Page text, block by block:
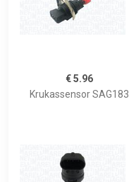
€ 5.96
Krukassensor SAG183